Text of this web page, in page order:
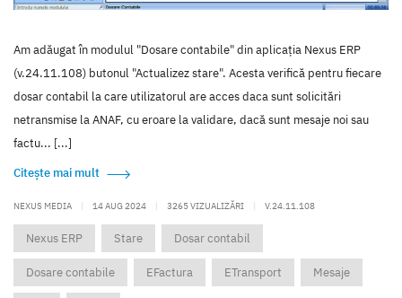
Am adăugat în modulul "Dosare contabile" din aplicația Nexus ERP
(v.24.11.108) butonul "Actualizez stare". Acesta verifică pentru fiecare
dosar contabil la care utilizatorul are acces daca sunt solicitări
netransmise la ANAF, cu eroare la validare, dacă sunt mesaje noi sau
factu... [...]
Citește mai mult
NEXUS MEDIA | 14 AUG 2024 | 3265 VIZUALIZĂRI | V.24.11.108
Nexus ERP Stare Dosar contabil
Dosare contabile EFactura ETransport Mesaje